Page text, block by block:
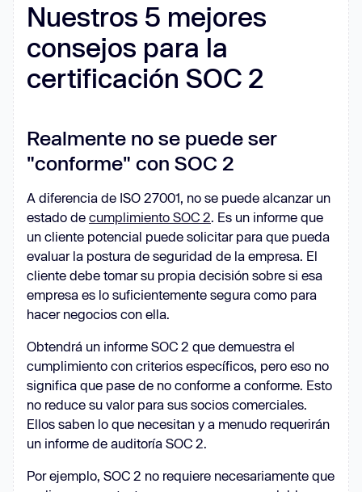
Nuestros 5 mejores
consejos para la
certificación SOC 2
Realmente no se puede ser
"conforme" con SOC 2
A diferencia de ISO 27001, no se puede alcanzar un
estado de cumplimiento SOC 2. Es un informe que
un cliente potencial puede solicitar para que pueda
evaluar la postura de seguridad de la empresa. El
cliente debe tomar su propia decisión sobre si esa
empresa es lo suficientemente segura como para
hacer negocios con ella.
Obtendrá un informe SOC 2 que demuestra el
cumplimiento con criterios específicos, pero eso no
significa que pase de no conforme a conforme. Esto
no reduce su valor para sus socios comerciales.
Ellos saben lo que necesitan y a menudo requerirán
un informe de auditoría SOC 2.
Por ejemplo, SOC 2 no requiere necesariamente que